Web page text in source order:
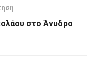
στο Άνυδρο